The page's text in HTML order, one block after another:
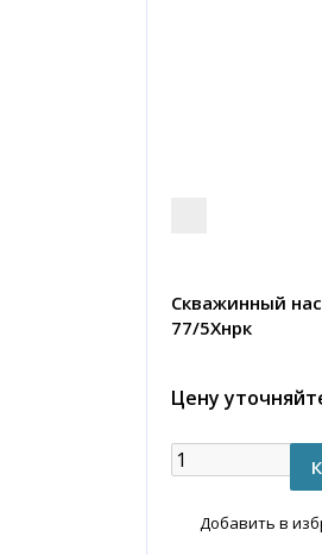
Скважинный
77/5Хнрк
Цену
Добавить в